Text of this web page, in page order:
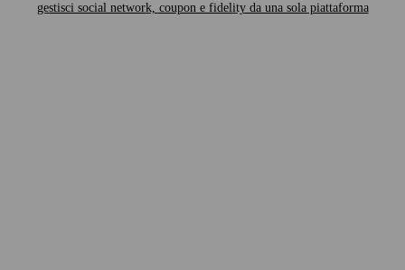
gestisci social network, coupon e fidelity da una sola piattaforma